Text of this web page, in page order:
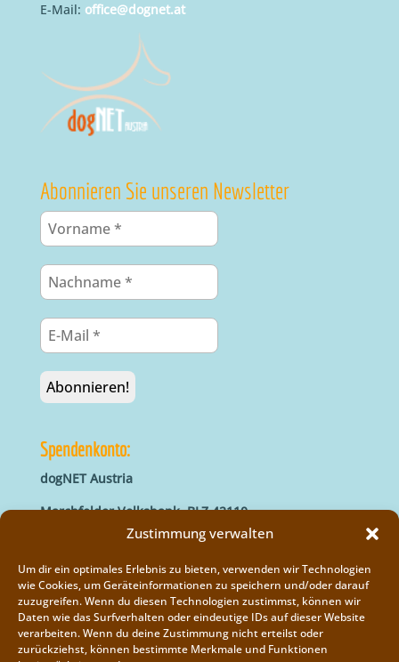
Zustimmung verwalten
Um dir ein optimales Erlebnis zu bieten, verwenden wir Technologien
wie Cookies, um Geräteinformationen zu speichern und/oder darauf
zuzugreifen. Wenn du diesen Technologien zustimmst, können wir
Daten wie das Surfverhalten oder eindeutige IDs auf dieser Website
verarbeiten. Wenn du deine Zustimmung nicht erteilst oder
zurückziehst, können bestimmte Merkmale und Funktionen
E-Mail: office@dognet.at
Abonnieren Sie unseren Newsletter
Spendenkonto:
dogNET Austria
Marchfelder Volksbank, BLZ 42110
IBAN: AT66 4211 0421 5000 0000